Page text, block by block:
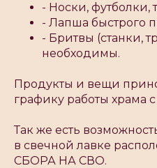
- Носки, футболки,
- Лапша быстрого
- Бритвы (станки,
необходимы.
Продукты и вещи
графику работы храма
Так же есть
в свечной лавке
СБОРА НА СВО.